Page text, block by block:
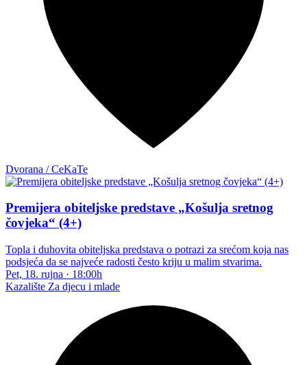
Dvorana / CeKaTe
Premijera obiteljske predstave „Košulja sretnog
čovjeka“ (4+)
Topla i duhovita obiteljska predstava o potrazi za srećom koja nas
podsjeća da se najveće radosti često kriju u malim stvarima.
Pet, 18. rujna · 18:00h
Kazalište Za djecu i mlade